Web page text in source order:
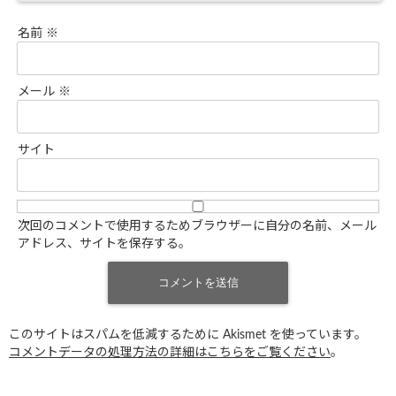
名前 ※
メール ※
サイト
次回のコメントで使用するためブラウザーに自分の名前、メール
アドレス、サイトを保存する。
このサイトはスパムを低減するために Akismet を使っています。
コメントデータの処理方法の詳細はこちらをご覧ください。